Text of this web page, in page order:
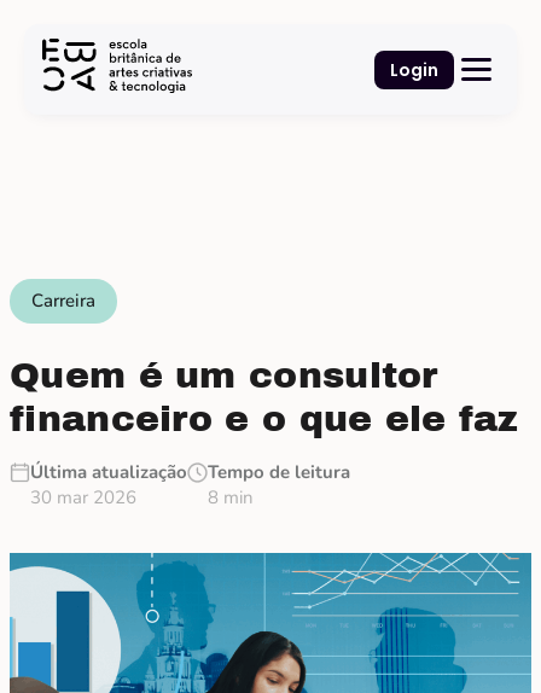
Login
Carreira
Quem é um consultor
financeiro e o que ele faz
Última atualização
30 mar 2026
Tempo de leitura
8 min